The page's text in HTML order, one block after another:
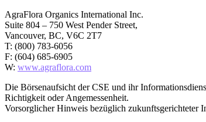
AgraFlora Organics International Inc.
Suite 804 – 750 West Pender Street,
Vancouver, BC, V6C 2T7
T: (800) 783-6056
F: (604) 685-6905
W: www.agraflora.com
Die Börsenaufsicht der CSE und ihr
Richtigkeit oder Angemessenheit.
Vorsorglicher Hinweis bezüglich zukunftsgerichteter